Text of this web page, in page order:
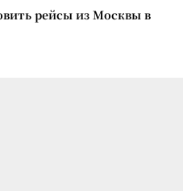
рейсы из Москвы в